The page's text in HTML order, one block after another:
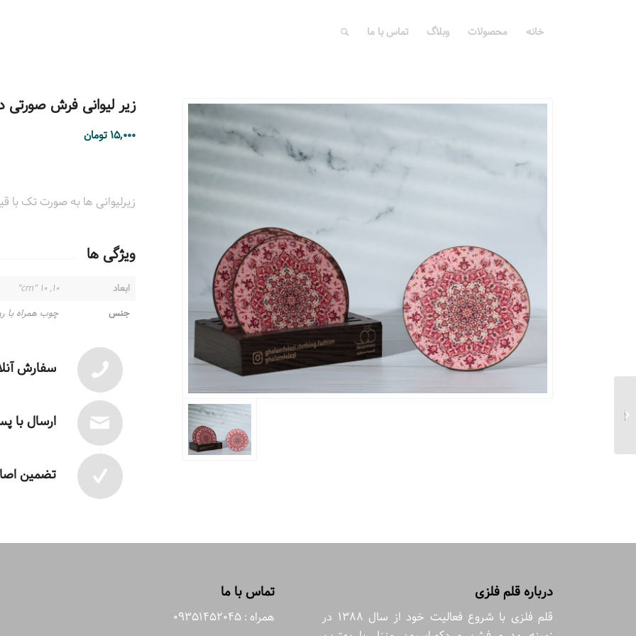
خانه محصولات وبلاگ تماس با ما
زیر لیوانی فرش صورتی
۱۵,۰۰۰ تومان
زیرلیوانی ها به صورت تک با قیمت ۱۲۰۰۰ تومان به
ویژگی ها
ابعاد
۱۰, ۱۰ "cm"
جنس
چوب همراه با
سفارش
ارسال با
تضمین
درباره قلم فلزی
قلم فلزی با شروع فعالیت خود از سال 1388 در
تماس با ما
همراه : 09351452045